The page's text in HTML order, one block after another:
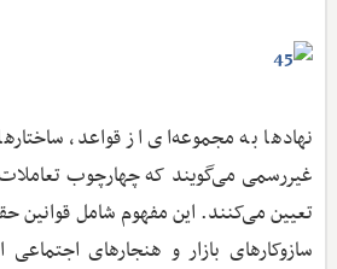
نهادها به مجموعه‌ای از قواعد،
غیررسمی می‌گویند که چهارچوب
تعیین می‌کنند. این مفهوم شامل قوانین
سازوکارهای بازار و هنجارهای